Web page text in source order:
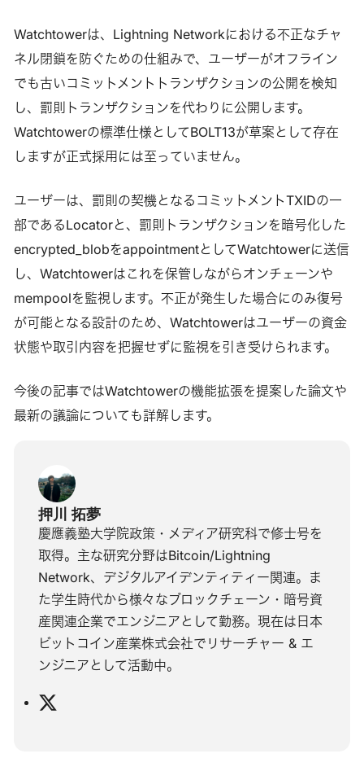
Watchtowerは、Lightning Networkにおける不正なチャ
ネル閉鎖を防ぐための仕組みで、ユーザーがオフライン
でも古いコミットメントトランザクションの公開を検知
し、罰則トランザクションを代わりに公開します。
Watchtowerの標準仕様としてBOLT13が草案として存在
しますが正式採用には至っていません。
ユーザーは、罰則の契機となるコミットメントTXIDの一
部であるLocatorと、罰則トランザクションを暗号化した
encrypted_blobをappointmentとしてWatchtowerに送信
し、Watchtowerはこれを保管しながらオンチェーンや
mempoolを監視します。不正が発生した場合にのみ復号
が可能となる設計のため、Watchtowerはユーザーの資金
状態や取引内容を把握せずに監視を引き受けられます。
今後の記事ではWatchtowerの機能拡張を提案した論文や
最新の議論についても詳解します。
押川 拓夢
慶應義塾大学院政策・メディア研究科で修士号を
取得。主な研究分野はBitcoin/Lightning
Network、デジタルアイデンティティー関連。ま
た学生時代から様々なブロックチェーン・暗号資
産関連企業でエンジニアとして勤務。現在は日本
ビットコイン産業株式会社でリサーチャー & エ
ンジニアとして活動中。